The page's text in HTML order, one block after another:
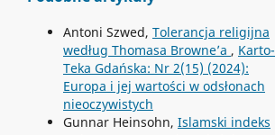
Antoni Szwed, Tolerancja religijna
według Thomasa Browne’a , Karto-
Teka Gdańska: Nr 2(15) (2024):
Europa i jej wartości w odsłonach
nieoczywistych
Gunnar Heinsohn, Islamski indeks